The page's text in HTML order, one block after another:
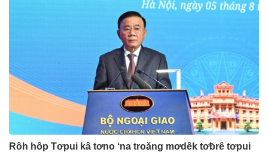
Rôh hôp Tơpui kâ tơno ‘na troăng mơdêk tơƀrê tơpui